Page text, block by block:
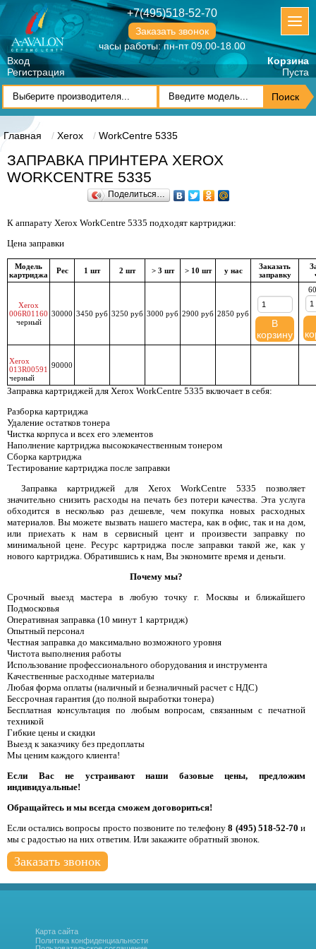
+7(495)518-52-70
Заказать звонок
часы работы: пн-пт 09.00-18.00
Вход
Регистрация
Корзина
Пуста
Главная Xerox WorkCentre 5335
ЗАПРАВКА ПРИНТЕРА XEROX
WORKCENTRE 5335
Поделиться…
К аппарату Xerox WorkCentre 5335 подходят картриджи:
Цена заправки
Модель
картриджа
Рес 1 шт 2 шт > 3 шт > 10 шт у нас
Заказать
заправку
Xerox
006R01160
черный
30000 3450 руб 3250 руб 3000 руб 2900 руб 2850 руб
В
корзину
Xerox
013R00591
черный
90000
Заправка картриджей для Xerox WorkCentre 5335 включает в себя:
Разборка картриджа
Удаление остатков тонера
Чистка корпуса и всех его элементов
Наполнение картриджа высококачественным тонером
Сборка картриджа
Тестирование картриджа после заправки
Заправка картриджей для Xerox WorkCentre 5335 позволяет
значительно снизить расходы на печать без потери качества. Эта услуга
обходится в несколько раз дешевле, чем покупка новых расходных
материалов. Вы можете вызвать нашего мастера, как в офис, так и на дом,
или приехать к нам в сервисный цент и произвести заправку по
минимальной цене. Ресурс картриджа после заправки такой же, как у
нового картриджа. Обратившись к нам, Вы экономите время и деньги.
Почему мы?
Срочный выезд мастера в любую точку г. Москвы и ближайшего
Подмосковья
Оперативная заправка (10 минут 1 картридж)
Опытный персонал
Честная заправка до максимально возможного уровня
Чистота выполнения работы
Использование профессионального оборудования и инструмента
Качественные расходные материалы
Любая форма оплаты (наличный и безналичный расчет с НДС)
Бессрочная гарантия (до полной выработки тонера)
Бесплатная консультация по любым вопросам, связанным с печатной
техникой
Гибкие цены и скидки
Выезд к заказчику без предоплаты
Мы ценим каждого клиента!
Если Вас не устраивают наши базовые цены, предложим
индивидуальные!
Обращайтесь и мы всегда сможем договориться!
Если остались вопросы просто позвоните по телефону8 (495) 518-52-70 и
мы с радостью на них ответим. Или закажите обратный звонок.
Заказать звонок
Карта сайта
Политика конфиденциальности